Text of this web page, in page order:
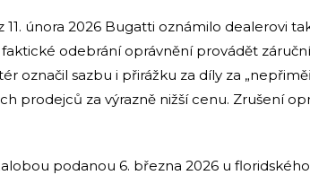
11. února 2026 Bugatti oznámilo dealerovi
odebrání oprávnění provádět
označil sazbu i přirážku za díly za
prodejců za výrazně nižší cenu. Zrušení
podanou 6. března 2026 u